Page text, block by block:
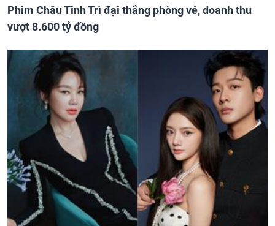
Phim Châu Tinh Trì đại thắng phòng vé, doanh thu
vượt 8.600 tỷ đồng